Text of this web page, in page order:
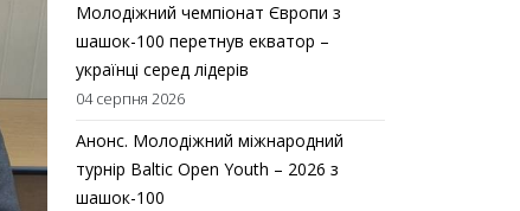
Молодіжний чемпіонат Європи з
шашок-100 перетнув екватор –
українці серед лідерів
04 серпня 2026
Анонс. Молодіжний міжнародний
турнір Baltic Open Youth – 2026 з
шашок-100